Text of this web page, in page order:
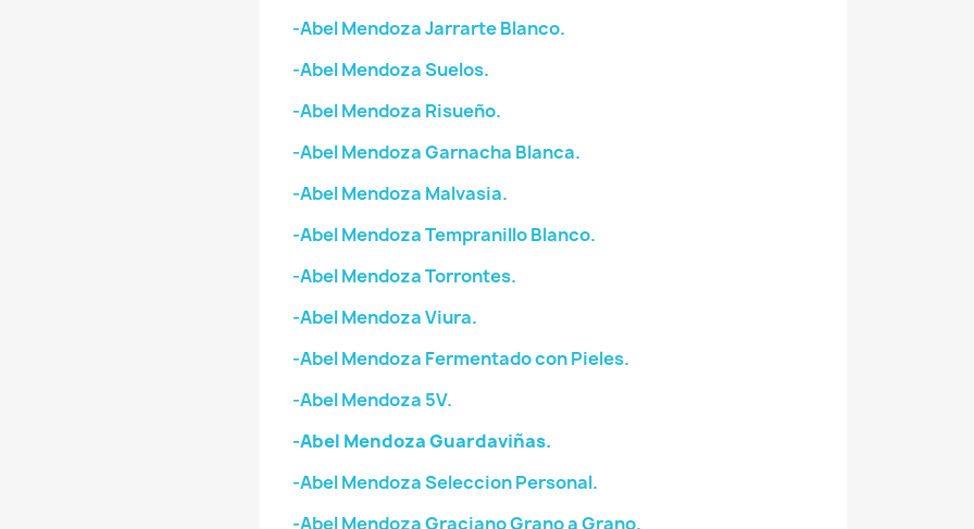
-Abel Mendoza Jarrarte Blanco.
-Abel Mendoza Suelos.
-Abel Mendoza Risueño.
-Abel Mendoza Garnacha Blanca.
-Abel Mendoza Malvasia.
-Abel Mendoza Tempranillo Blanco.
-Abel Mendoza Torrontes.
-Abel Mendoza Viura.
-Abel Mendoza Fermentado con Pieles.
-Abel Mendoza 5V.
-Abel Mendoza Guardaviñas.
-Abel Mendoza Seleccion Personal.
-Abel Mendoza Graciano Grano a Grano.